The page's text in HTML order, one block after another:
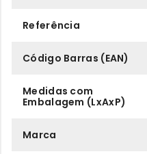
Referência
Código Barras (EAN)
Medidas com
Embalagem (LxAxP)
Marca